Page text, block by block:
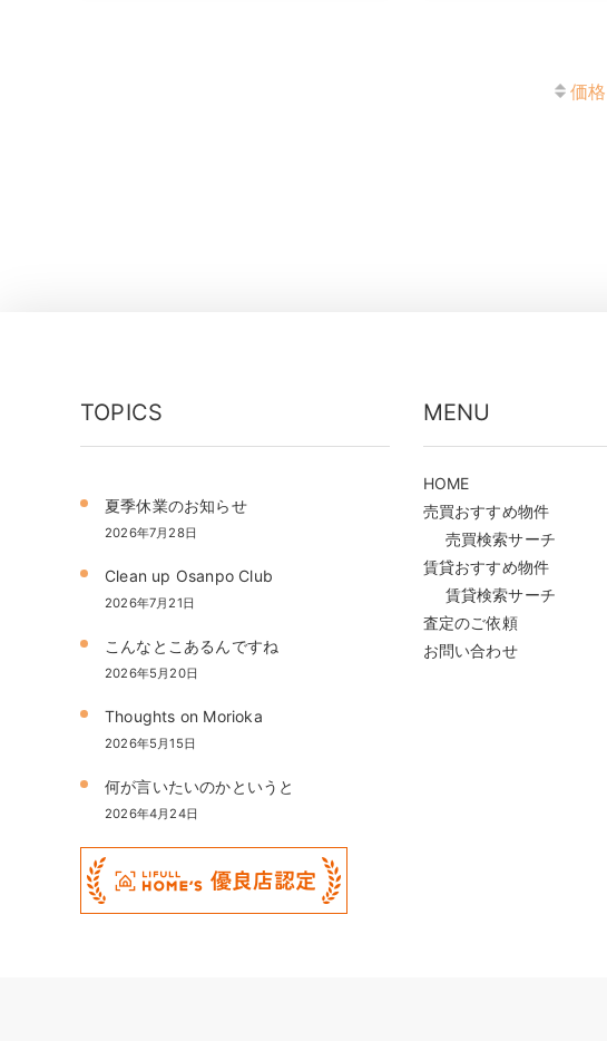
価格
TOPICS
夏季休業のお知らせ
2026年7月28日
Clean up Osanpo Club
2026年7月21日
こんなとこあるんですね
2026年5月20日
Thoughts on Morioka
2026年5月15日
何が言いたいのかというと
2026年4月24日
MENU
HOME
売買おすすめ物件
売買検索サーチ
賃貸おすすめ物件
賃貸検索サーチ
査定のご依頼
お問い合わせ